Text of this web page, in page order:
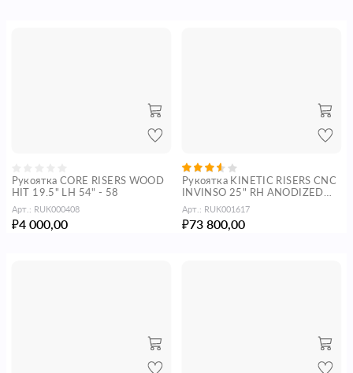
Рукоятка CORE RISERS WOOD
HIT 19.5" LH 54" - 58
Арт.: RUK000408
₽4 000,00
Рукоятка KINETIC RISERS CNC
INVINSO 25" RH ANODIZED
PINK
Арт.: RUK001617
₽73 800,00